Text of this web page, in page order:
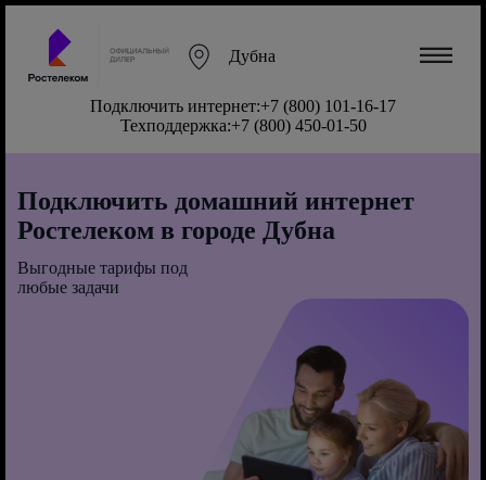
Дубна
Подключить интернет:+7 (800) 101-16-17
Техподдержка:+7 (800) 450-01-50
Подключить домашний интернет
Ростелеком в городе Дубна
Выгодные тарифы под
любые задачи